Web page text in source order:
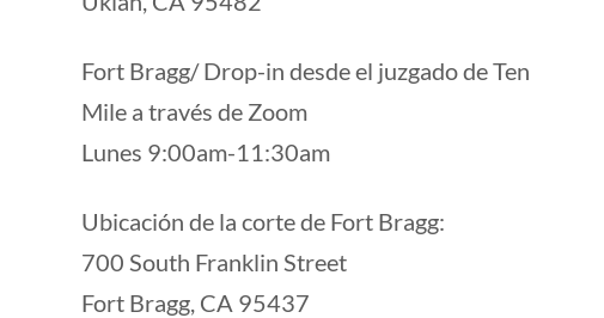
Fort Bragg/ Drop-in desde el juzgado de Ten
Mile a través de Zoom
Lunes 9:00am-11:30am
Ubicación de la corte de Fort Bragg:
700 South Franklin Street
Fort Bragg, CA 95437